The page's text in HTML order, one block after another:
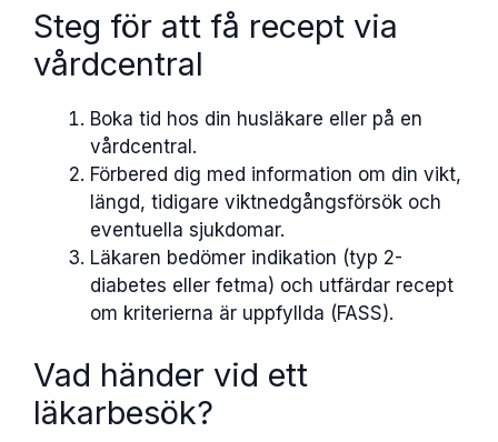
Steg för att få recept via
vårdcentral
Boka tid hos din husläkare eller på en
vårdcentral.
Förbered dig med information om din vikt,
längd, tidigare viktnedgångsförsök och
eventuella sjukdomar.
Läkaren bedömer indikation (typ 2-
diabetes eller fetma) och utfärdar recept
om kriterierna är uppfyllda (FASS).
Vad händer vid ett
läkarbesök?